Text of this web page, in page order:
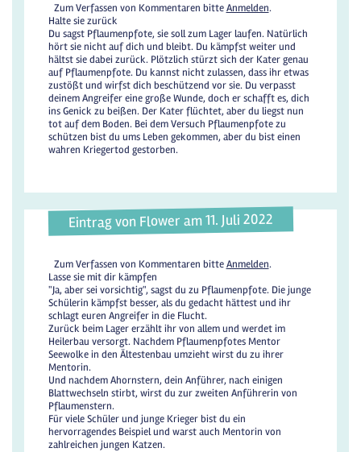
Zum Verfassen von Kommentaren bitteAnmelden.
Halte sie zurück
Du sagst Pflaumenpfote, sie soll zum Lager laufen. Natürlich
hört sie nicht auf dich und bleibt. Du kämpfst weiter und
hältst sie dabei zurück. Plötzlich stürzt sich der Kater genau
auf Pflaumenpfote. Du kannst nicht zulassen, dass ihr etwas
zustößt und wirfst dich beschützend vor sie. Du verpasst
deinem Angreifer eine große Wunde, doch er schafft es, dich
ins Genick zu beißen. Der Kater flüchtet, aber du liegst nun
tot auf dem Boden. Bei dem Versuch Pflaumenpfote zu
schützen bist du ums Leben gekommen, aber du bist einen
wahren Kriegertod gestorben.
Eintrag von Flower am 11. Juli 2022
Zum Verfassen von Kommentaren bitteAnmelden.
Lasse sie mit dir kämpfen
"Ja, aber sei vorsichtig", sagst du zu Pflaumenpfote. Die junge
Schülerin kämpfst besser, als du gedacht hättest und ihr
schlagt euren Angreifer in die Flucht.
Zurück beim Lager erzählt ihr von allem und werdet im
Heilerbau versorgt. Nachdem Pflaumenpfotes Mentor
Seewolke in den Ältestenbau umzieht wirst du zu ihrer
Mentorin.
Und nachdem Ahornstern, dein Anführer, nach einigen
Blattwechseln stirbt, wirst du zur zweiten Anführerin von
Pflaumenstern.
Für viele Schüler und junge Krieger bist du ein
hervorragendes Beispiel und warst auch Mentorin von
zahlreichen jungen Katzen.